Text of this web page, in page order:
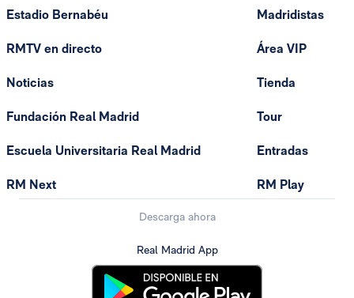
Estadio Bernabéu
RMTV en directo
Noticias
Fundación Real Madrid
Escuela Universitaria Real Madrid
RM Next
Madridistas
Área VIP
Tienda
Tour
Entradas
RM Play
Descarga ahora
Real Madrid App